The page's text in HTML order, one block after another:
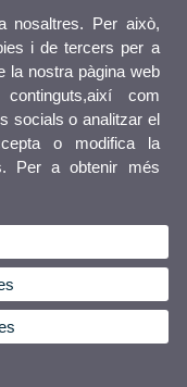
nosaltres. Per això,
i de tercers per a
la nostra pàgina web
com
socials o analitzar el
o modifica la
Per a obtenir més